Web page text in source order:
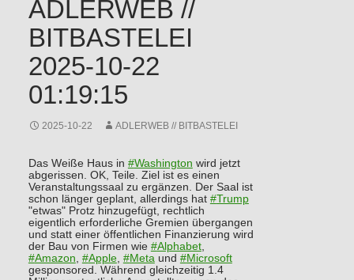
ADLERWEB //
BITBASTELEI
2025-10-22
01:19:15
2025-10-22 ADLERWEB // BITBASTELEI
Das Weiße Haus in #Washington wird jetzt
abgerissen. OK, Teile. Ziel ist es einen
Veranstaltungssaal zu ergänzen. Der Saal ist
schon länger geplant, allerdings hat #Trump
"etwas" Protz hinzugefügt, rechtlich
eigentlich erforderliche Gremien übergangen
und statt einer öffentlichen Finanzierung wird
der Bau von Firmen wie #Alphabet,
#Amazon #Apple, #Meta und #Microsoft
gesponsored. Während gleichzeitig 1.4